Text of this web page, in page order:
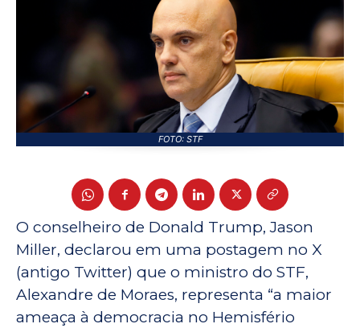
FOTO: STF
O conselheiro de Donald Trump, Jason
Miller, declarou em uma postagem no X
(antigo Twitter) que o ministro do STF,
Alexandre de Moraes, representa “a maior
ameaça à democracia no Hemisfério